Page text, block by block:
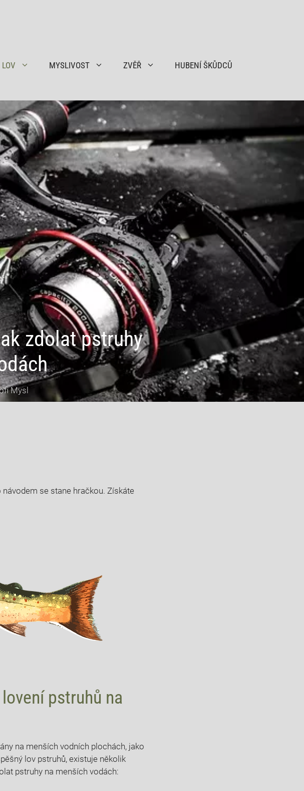
LOV MYSLIVOST ZVĚŘ HUBENÍ ŠKŮDCŮ
zdolat pstruhy
Mysl
se stane hračkou. Získáte
pstruhů na
na menších vodních plochách, jako
lov pstruhů, existuje několik
pstruhy na menších vodách: